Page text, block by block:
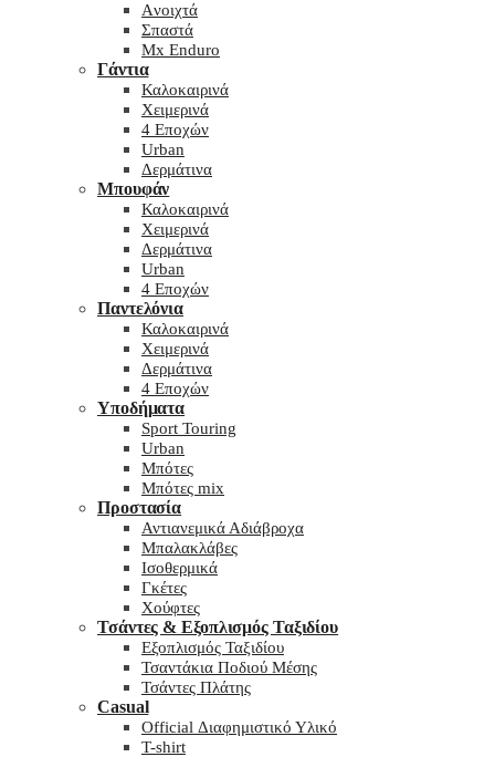
Aνοιχτά
Σπαστά
Mx Enduro
Γάντια
Καλοκαιρινά
Χειμερινά
4 Εποχών
Urban
Δερμάτινα
Μπουφάν
Καλοκαιρινά
Χειμερινά
Δερμάτινα
Urban
4 Εποχών
Παντελόνια
Καλοκαιρινά
Χειμερινά
Δερμάτινα
4 Εποχών
Υποδήματα
Sport Touring
Urban
Μπότες
Μπότες mix
Προστασία
Αντιανεμικά Αδιάβροχα
Μπαλακλάβες
Ισοθερμικά
Γκέτες
Χούφτες
Τσάντες & Εξοπλισμός Ταξιδίου
Εξοπλισμός Ταξιδίου
Τσαντάκια Ποδιού Μέσης
Τσάντες Πλάτης
Casual
Official Διαφημιστικό Υλικό
T-shirt